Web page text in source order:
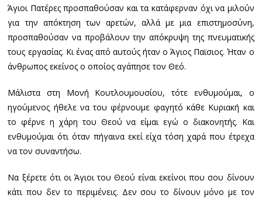
Άγιοι Πατέρες προσπαθούσαν και τα κατάφερναν όχι να μιλούν
για την απόκτηση των αρετών, αλλά με μια επιστημοσύνη,
προσπαθούσαν να προβάλουν την απόκρυψη της πνευματικής
τους εργασίας. Κι ένας από αυτούς ήταν ο Άγιος Παϊσιος. Ήταν ο
άνθρωπος εκείνος ο οποίος αγάπησε τον Θεό.
Μάλιστα στη Μονή Κουτλουμουσίου, τότε ενθυμούμαι, ο
ηγούμενος ήθελε να του φέρνουμε φαγητό κάθε Κυριακή και
το φέρνε η χάρη του Θεού να είμαι εγώ ο διακονητής. Και
ενθυμούμαι ότι όταν πήγαινα εκεί είχα τόση χαρά που έτρεχα
να τον συναντήσω.
Να ξέρετε ότι οι Άγιοι του Θεού είναι εκείνοι που σου δίνουν
κάτι που δεν το περιμένεις. Δεν σου το δίνουν μόνο με τον